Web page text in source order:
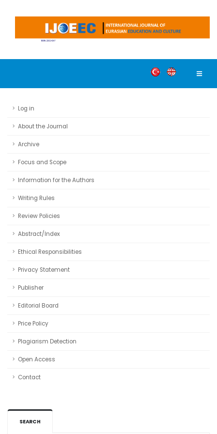
Log in
About the Journal
Archive
Focus and Scope
Information for the Authors
Writing Rules
Review Policies
Abstract/Index
Ethical Responsibilities
Privacy Statement
Publisher
Editorial Board
Price Policy
Plagiarism Detection
Open Access
Contact
SEARCH